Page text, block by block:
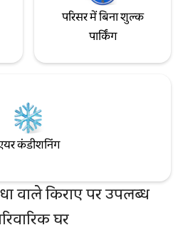
परिसर में बिना शुल्क
पार्किंग
कंडीशनिंग
वाले किराए पर उपलब्ध
घर